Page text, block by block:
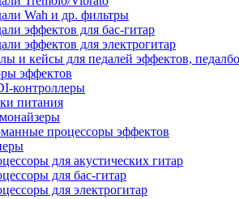
Wah и др. фильтры
эффектов для бас-гитар
эффектов для электрогитар
и кейсы для педалей эффектов,
эффектов
контроллеры
питания
процессоры эффектов
для акустических гитар
для бас-гитар
для электрогитар